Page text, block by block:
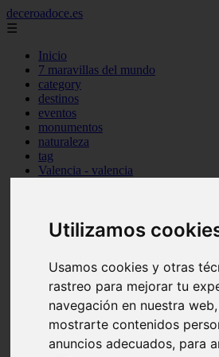
Utilizamos
Usamos cookies y otras
rastreo para mejorar tu
navegación en nuestra
mostrarte contenidos
anuncios adecuados, para
deceroadoce.es
☰
Inicio
7 maravillas del mundo
category
destinos
eventos
monumentos
naturaleza
tag
Valencia - valencia
Sevilla - bormujos
Santa-cruz-de-tenerife - santiago-
Murcia - murcia
Alicante - benidorm
Alicante - finestrat
Almería - mojácar
Alicante - orihuela
Huesca - jaca